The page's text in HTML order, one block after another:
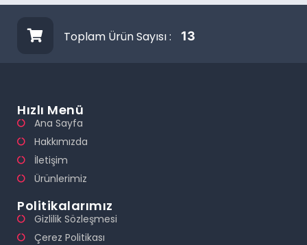
Toplam Ürün Sayısı : 13
Hızlı Menü
Ana Sayfa
Hakkımızda
İletişim
Ürünlerimiz
Politikalarımız
Gizlilik Sözleşmesi
Çerez Politikası